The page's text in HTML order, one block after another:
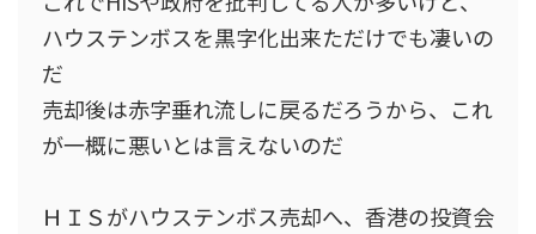
ハウステンボスを黒字化出来ただけでも凄いの
だ
売却後は赤字垂れ流しに戻るだろうから、これ
が一概に悪いとは言えないのだ
ＨＩＳがハウステンボス売却へ、香港の投資会